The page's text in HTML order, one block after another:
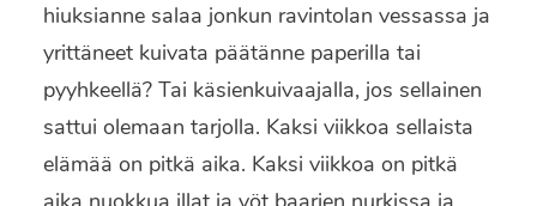
hiuksianne salaa jonkun ravintolan vessassa ja
yrittäneet kuivata päätänne paperilla tai
pyyhkeellä? Tai käsienkuivaajalla, jos sellainen
sattui olemaan tarjolla. Kaksi viikkoa sellaista
elämää on pitkä aika. Kaksi viikkoa on pitkä